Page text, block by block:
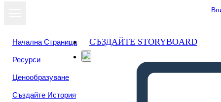
Начална Страница
Ресурси
Ценообразуване
Създайте История
СЪЗДАЙТЕ STORYBOARD